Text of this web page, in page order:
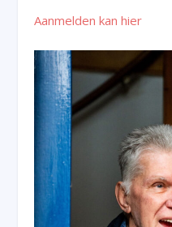
Aanmelden kan hier